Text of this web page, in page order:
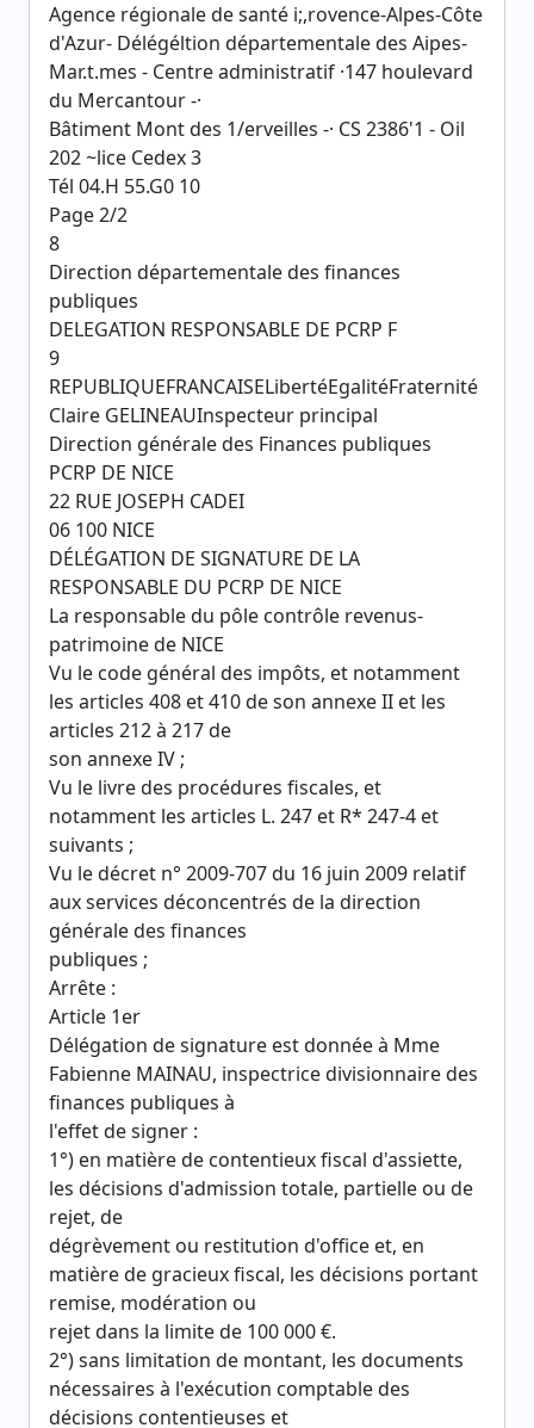
Agence régionale de santé i;,rovence-Alpes-Côte
d'Azur- Délégéltion départementale des Aipes-
Mar.t.mes - Centre administratif ·147 houlevard
du Mercantour -·­
Bâtiment Mont des 1/erveilles -· CS 2386'1 - Oil
202 ~lice Cedex 3
Tél 04.H 55.G0 10
Page 2/2
8
Direction départementale des finances
publiques
DELEGATION RESPONSABLE DE PCRP F
9
REPUBLIQUEFRANCAISELibertéEgalitéFraternité
Claire GELINEAUInspecteur principal
Direction générale des Finances publiques
PCRP DE NICE
22 RUE JOSEPH CADEI
06 100 NICE
DÉLÉGATION DE SIGNATURE DE LA
RESPONSABLE DU PCRP DE NICE
La responsable du pôle contrôle revenus-
patrimoine de NICE
Vu le code général des impôts, et notamment
les articles 408 et 410 de son annexe II et les
articles 212 à 217 de
son annexe IV ;
Vu le livre des procédures fiscales, et
notamment les articles L. 247 et R* 247-4 et
suivants ;
Vu le décret n° 2009-707 du 16 juin 2009 relatif
aux services déconcentrés de la direction
générale des finances
publiques ;
Arrête :
Article 1er
Délégation de signature est donnée à Mme
Fabienne MAINAU, inspectrice divisionnaire des
finances publiques à
l'effet de signer :
1°) en matière de contentieux fiscal d'assiette,
les décisions d'admission totale, partielle ou de
rejet, de
dégrèvement ou restitution d'office et, en
matière de gracieux fiscal, les décisions portant
remise, modération ou
rejet dans la limite de 100 000 €.
2°) sans limitation de montant, les documents
nécessaires à l'exécution comptable des
décisions contentieuses et